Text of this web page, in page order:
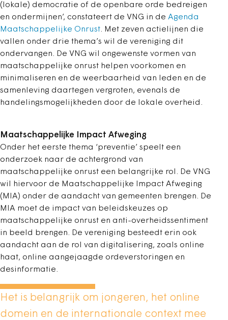
(lokale) democratie of de openbare orde bedreigen
en ondermijnen’, constateert de VNG in de Agenda
Maatschappelijke Onrust. Met zeven actielijnen die
vallen onder drie thema’s wil de vereniging dit
ondervangen. De VNG wil ongewenste vormen van
maatschappelijke onrust helpen voorkomen en
minimaliseren en de weerbaarheid van leden en de
samenleving daartegen vergroten, evenals de
handelingsmogelijkheden door de lokale overheid.
Maatschappelijke Impact Afweging
Onder het eerste thema ‘preventie’ speelt een
onderzoek naar de achtergrond van
maatschappelijke onrust een belangrijke rol. De VNG
wil hiervoor de Maatschappelijke Impact Afweging
(MIA) onder de aandacht van gemeenten brengen. De
MIA moet de impact van beleidskeuzes op
maatschappelijke onrust en anti-overheidssentiment
in beeld brengen. De vereniging besteedt erin ook
aandacht aan de rol van digitalisering, zoals online
haat, online aangejaagde ordeverstoringen en
desinformatie.
Het is belangrijk om jongeren, het online
domein en de internationale context mee